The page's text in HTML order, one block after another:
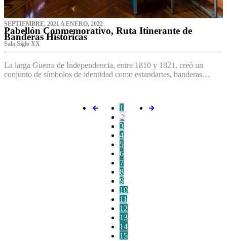
SEPTIEMBRE, 2021 A ENERO, 2022
Pabellón Conmemorativo, Ruta Itinerante de
Banderas Históricas
Sala Siglo XX
La larga Guerra de Independencia, entre 1810 y 1821, creó un
conjunto de símbolos de identidad como estandartes, banderas…
1
2
3
4
5
6
7
8
9
10
11
12
13
14
15